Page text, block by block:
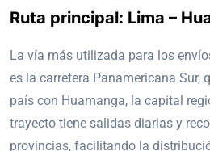
Ruta principal: Lima –
La vía más utilizada para los
es la carretera Panamericana Sur,
país con Huamanga, la capital
trayecto tiene salidas diarias y
provincias, facilitando la